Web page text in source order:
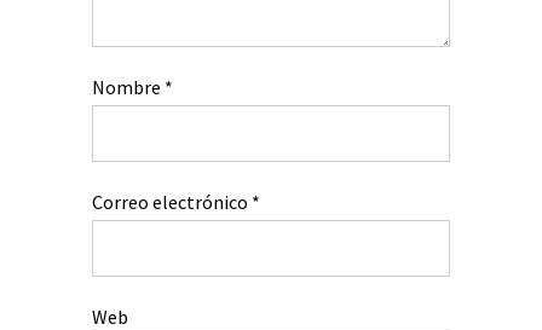
Nombre *
Correo electrónico *
Web